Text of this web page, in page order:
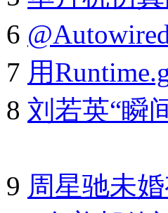
6
7 用
8 刘若英“瞬
9 周星驰未